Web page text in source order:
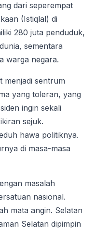
dari seperempat
(Istiqlal) di
280 juta penduduk,
sementara
warga negara.
menjadi sentrum
yang toleran, yang
ingin sekali
sejuk.
hawa politiknya.
di masa-masa
masalah
nasional.
mata angin. Selatan
Selatan dipimpin